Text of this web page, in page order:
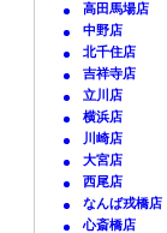
高田馬場店
中野店
北千住店
吉祥寺店
立川店
横浜店
川崎店
大宮店
西尾店
なんば戎橋店
心斎橋店